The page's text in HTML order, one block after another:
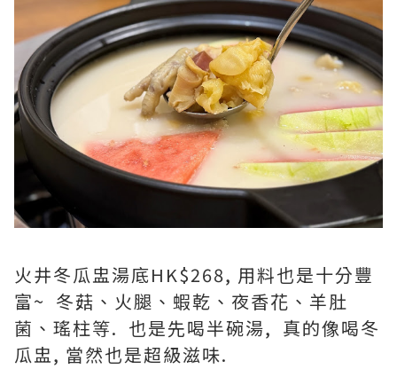
火井冬瓜盅湯底HK$268, 用料也是十分豐
富~ 冬菇、火腿、蝦乾、夜香花、羊肚
菌、瑤柱等. 也是先喝半碗湯, 真的像喝冬
瓜盅, 當然也是超級滋味.